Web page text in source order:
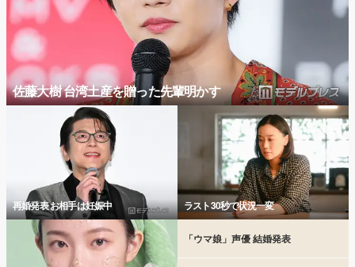
佐藤大樹 台湾土産を贈った先輩明かす
再婚発表 お相手は妊娠中 ラスト30秒で状況一変
「ウマ娘」声優 結婚発表